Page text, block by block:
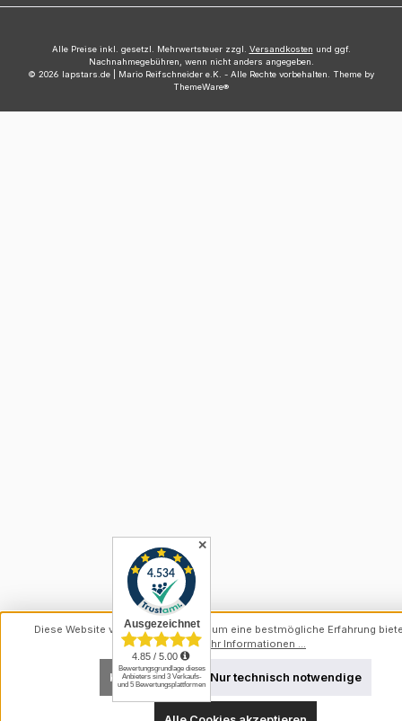
Alle Preise inkl. gesetzl. Mehrwertsteuer zzgl. Versandkosten und ggf.
Nachnahmegebühren, wenn nicht anders angegeben.
© 2026 lapstars.de | Mario Reifschneider e.K. - Alle Rechte vorbehalten. Theme by
ThemeWare®
✕
Diese Website verwendet Cookies, um eine bestmögliche Erfahrung
können.Mehr Informationen ...
Nur technisch notwendige
Konfigurieren